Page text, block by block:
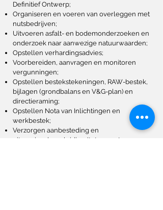
Definitief Ontwerp;
Organiseren en voeren van overleggen met
nutsbedrijven;
Uitvoeren asfalt- en bodemonderzoeken en
onderzoek naar aanwezige natuurwaarden;
Opstellen verhardingsadvies;
Voorbereiden, aanvragen en monitoren
vergunningen;
Opstellen bestekstekeningen, RAW-bestek,
bijlagen (grondbalans en V&G-plan) en
directieraming;
Opstellen Nota van Inlichtingen en
werkbestek;
Verzorgen aanbesteding en
uitvoeringsbegeleiding (tot en met